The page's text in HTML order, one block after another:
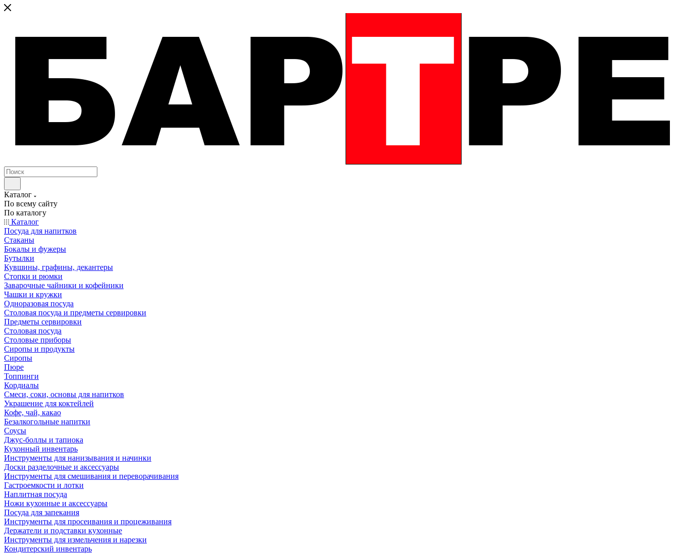
Каталог
По всему сайту
По каталогу
Каталог
Посуда для напитков
Стаканы
Бокалы и фужеры
Бутылки
Кувшины, графины, декантеры
Стопки и рюмки
Заварочные чайники и кофейники
Чашки и кружки
Одноразовая посуда
Столовая посуда и предметы сервировки
Предметы сервировки
Столовая посуда
Столовые приборы
Сиропы и продукты
Сиропы
Пюре
Топпинги
Кордиалы
Смеси, соки, основы для напитков
Украшение для коктейлей
Кофе, чай, какао
Безалкогольные напитки
Соусы
Джус-боллы и тапиока
Кухонный инвентарь
Инструменты для нанизывания и начинки
Доски разделочные и аксессуары
Инструменты для смешивания и переворачивания
Гастроемкости и лотки
Наплитная посуда
Ножи кухонные и аксессуары
Посуда для запекания
Инструменты для просеивания и процеживания
Держатели и подставки кухонные
Инструменты для измельчения и нарезки
Кондитерский инвентарь